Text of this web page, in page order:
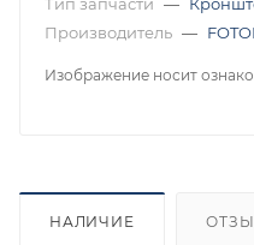
Производитель —
Изображение носит
НАЛИЧИЕ